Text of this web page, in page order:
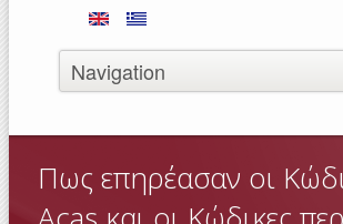
Πως επηρέασαν οι